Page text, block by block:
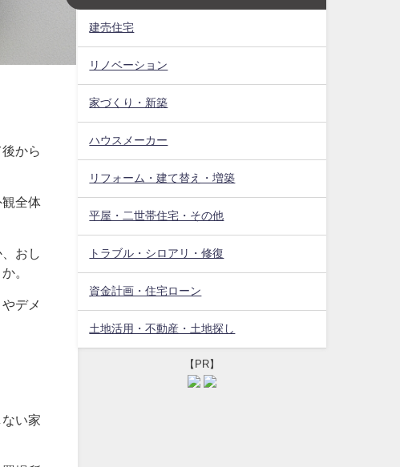
から
全体
おし
。
デメ
い家
建売住宅
リノベーション
家づくり・新築
ハウスメーカー
リフォーム・建て替え・増築
平屋・二世帯住宅・その他
トラブル・シロアリ・修復
資金計画・住宅ローン
土地活用・不動産・土地探し
【PR】